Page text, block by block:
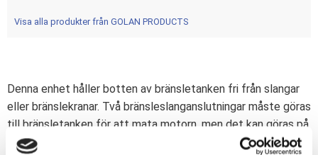
Visa alla produkter från GOLAN PRODUCTS
Denna enhet håller botten av bränsletanken fri från slangar
eller bränslekranar. Två bränsleslanganslutningar måste göras
till bränsletanken för att mata motorn, men det kan göras på
en dold plats. En bränsleledning är för "på", den andra för